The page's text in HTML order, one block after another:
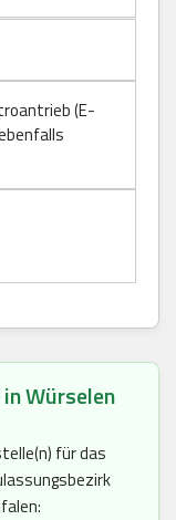
(E-
Würselen
für das